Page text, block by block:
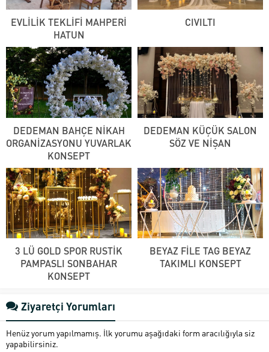
EVLİLİK TEKLİFİ MAHPERİ
HATUN
CIVILTI
DEDEMAN BAHÇE NİKAH
ORGANİZASYONU YUVARLAK
KONSEPT
DEDEMAN KÜÇÜK SALON
SÖZ VE NİŞAN
3 LÜ GOLD SPOR RUSTİK
PAMPASLI SONBAHAR
KONSEPT
BEYAZ FİLE TAG BEYAZ
TAKIMLI KONSEPT
Ziyaretçi Yorumları
Henüz yorum yapılmamış. İlk yorumu aşağıdaki form aracılığıyla siz
yapabilirsiniz.